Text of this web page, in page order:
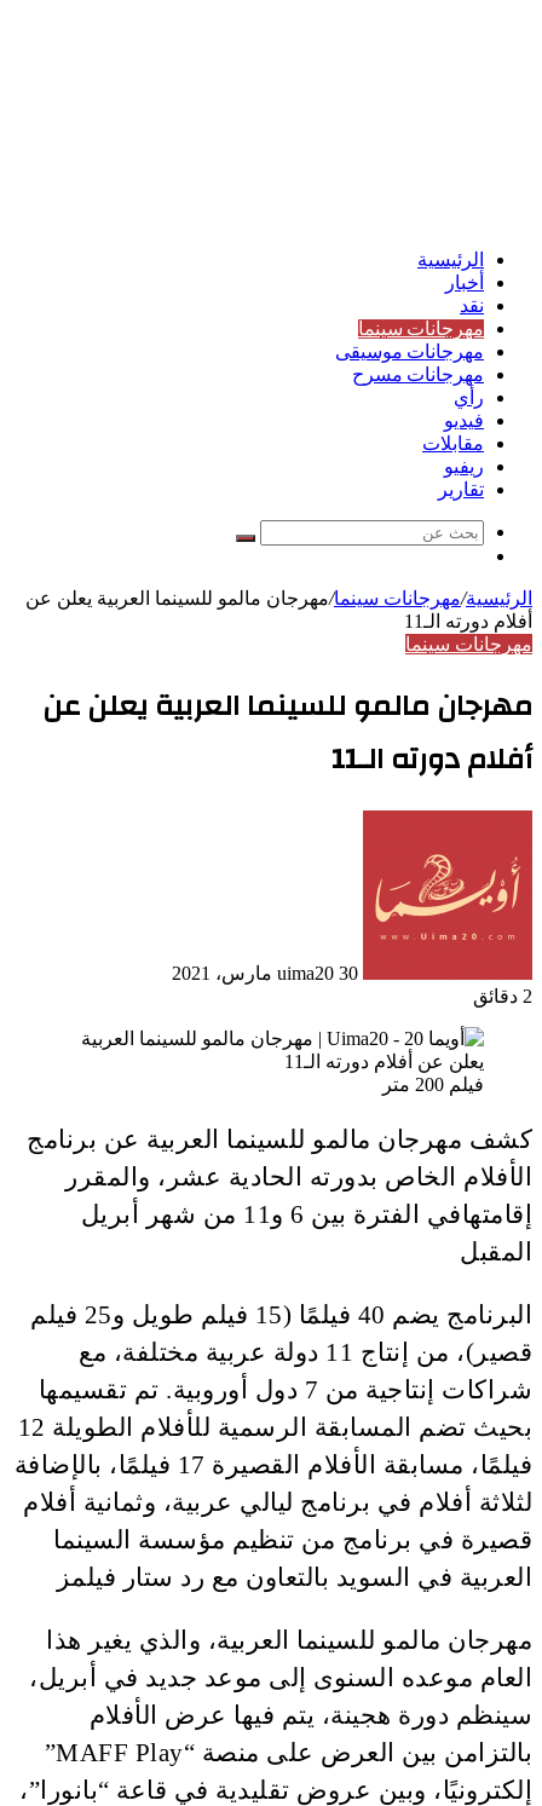
الرئيسية
أخبار
نقد
مهرجانات سينما
مهرجانات موسيقى
مهرجانات مسرح
رأي
فيديو
مقابلات
ريفيو
تقارير
بحث
الرئيسية/مهرجانات سينما/مهرجان مالمو للسينما العربية يعلن عن
أفلام دورته الـ11
مهرجانات سينما
مهرجان مالمو للسينما العربية يعلن عن
أفلام دورته الـ11
uima20 30 مارس، 2021
2 دقائق
فيلم 200 متر
كشف مهرجان مالمو للسينما العربية عن برنامج
الأفلام الخاص بدورته الحادية عشر، والمقرر
إقامتهافي الفترة بين 6 و11 من شهر أبريل
المقبل
البرنامج يضم 40 فيلمًا (15 فيلم طويل و25 فيلم
قصير)، من إنتاج 11 دولة عربية مختلفة، مع
شراكات إنتاجية من 7 دول أوروبية. تم تقسيمها
بحيث تضم المسابقة الرسمية للأفلام الطويلة 12
فيلمًا، مسابقة الأفلام القصيرة 17 فيلمًا، بالإضافة
لثلاثة أفلام في برنامج ليالي عربية، وثمانية أفلام
قصيرة في برنامج من تنظيم مؤسسة السينما
العربية في السويد بالتعاون مع رد ستار فيلمز
مهرجان مالمو للسينما العربية، والذي يغير هذا
العام موعده السنوى إلى موعد جديد في أبريل،
سينظم دورة هجينة، يتم فيها عرض الأفلام
بالتزامن بين العرض على منصة “MAFF Play”
إلكترونيًا، وبين عروض تقليدية في قاعة “بانورا”،